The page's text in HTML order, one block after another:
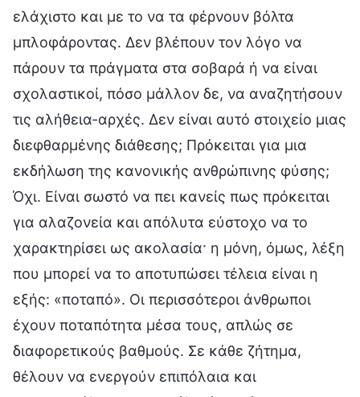
ελάχιστο και με το να τα φέρνουν βόλτα
μπλοφάροντας. Δεν βλέπουν τον λόγο να
πάρουν τα πράγματα στα σοβαρά ή να είναι
σχολαστικοί, πόσο μάλλον δε, να αναζητήσουν
τις αλήθεια-αρχές. Δεν είναι αυτό στοιχείο μιας
διεφθαρμένης διάθεσης; Πρόκειται για μια
εκδήλωση της κανονικής ανθρώπινης φύσης;
Όχι. Είναι σωστό να πει κανείς πως πρόκειται
για αλαζονεία και απόλυτα εύστοχο να το
χαρακτηρίσει ως ακολασία· η μόνη, όμως, λέξη
που μπορεί να το αποτυπώσει τέλεια είναι η
εξής: «ποταπό». Οι περισσότεροι άνθρωποι
έχουν ποταπότητα μέσα τους, απλώς σε
διαφορετικούς βαθμούς. Σε κάθε ζήτημα,
θέλουν να ενεργούν επιπόλαια και